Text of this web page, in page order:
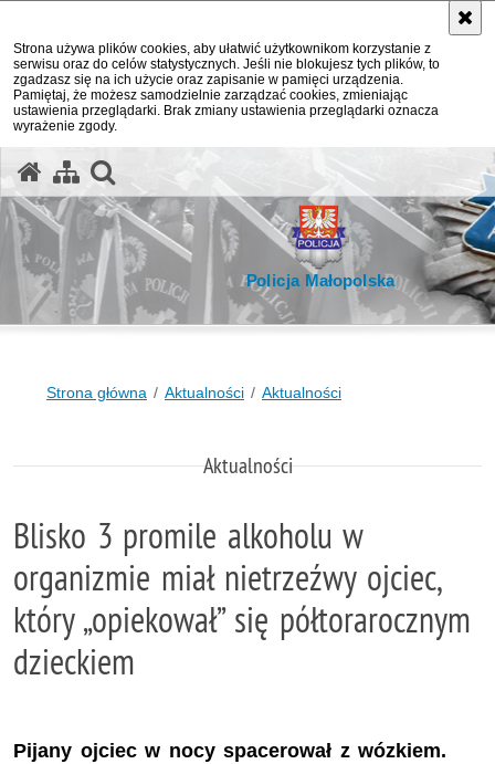
Strona używa plików cookies, aby ułatwić użytkownikom korzystanie z
serwisu oraz do celów statystycznych. Jeśli nie blokujesz tych plików, to
zgadzasz się na ich użycie oraz zapisanie w pamięci urządzenia.
Pamiętaj, że możesz samodzielnie zarządzać cookies, zmieniając
ustawienia przeglądarki. Brak zmiany ustawienia przeglądarki oznacza
wyrażenie zgody.
Policja Małopolska
Strona główna Aktualności Aktualności
Aktualności
Blisko 3 promile alkoholu w
organizmie miał nietrzeźwy ojciec,
który „opiekował” się półtorarocznym
dzieckiem
Pijany ojciec w nocy spacerował z wózkiem.